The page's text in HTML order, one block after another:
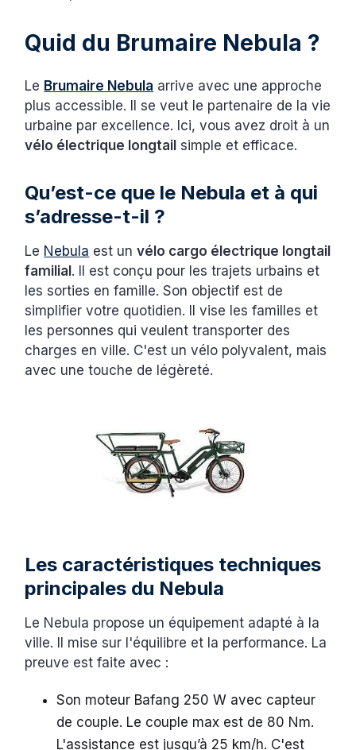
Quid du Brumaire Nebula ?
Le Brumaire Nebula arrive avec une approche
plus accessible. Il se veut le partenaire de la vie
urbaine par excellence. Ici, vous avez droit à un
vélo électrique longtail simple et efficace.
Qu’est-ce que le Nebula et à qui
s’adresse-t-il ?
Le Nebula est unvélo cargo électrique longtail
familial . Il est conçu pour les trajets urbains et
les sorties en famille. Son objectif est de
simplifier votre quotidien. Il vise les familles et
les personnes qui veulent transporter des
charges en ville. C'est un vélo polyvalent, mais
avec une touche de légèreté.
Les caractéristiques techniques
principales du Nebula
Le Nebula propose un équipement adapté à la
ville. Il mise sur l'équilibre et la performance. La
preuve est faite avec :
Son moteur Bafang 250 W avec capteur
de couple. Le couple max est de 80 Nm.
L'assistance est jusqu’à 25 km/h. C'est